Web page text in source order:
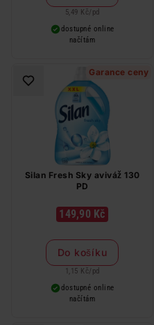
5,49 Kč/ pd
dostupné online
načítám
Garance ceny
Silan Fresh Sky aviváž 130
PD
149,90 Kč
Do košíku
1,15 Kč/ pd
dostupné online
načítám